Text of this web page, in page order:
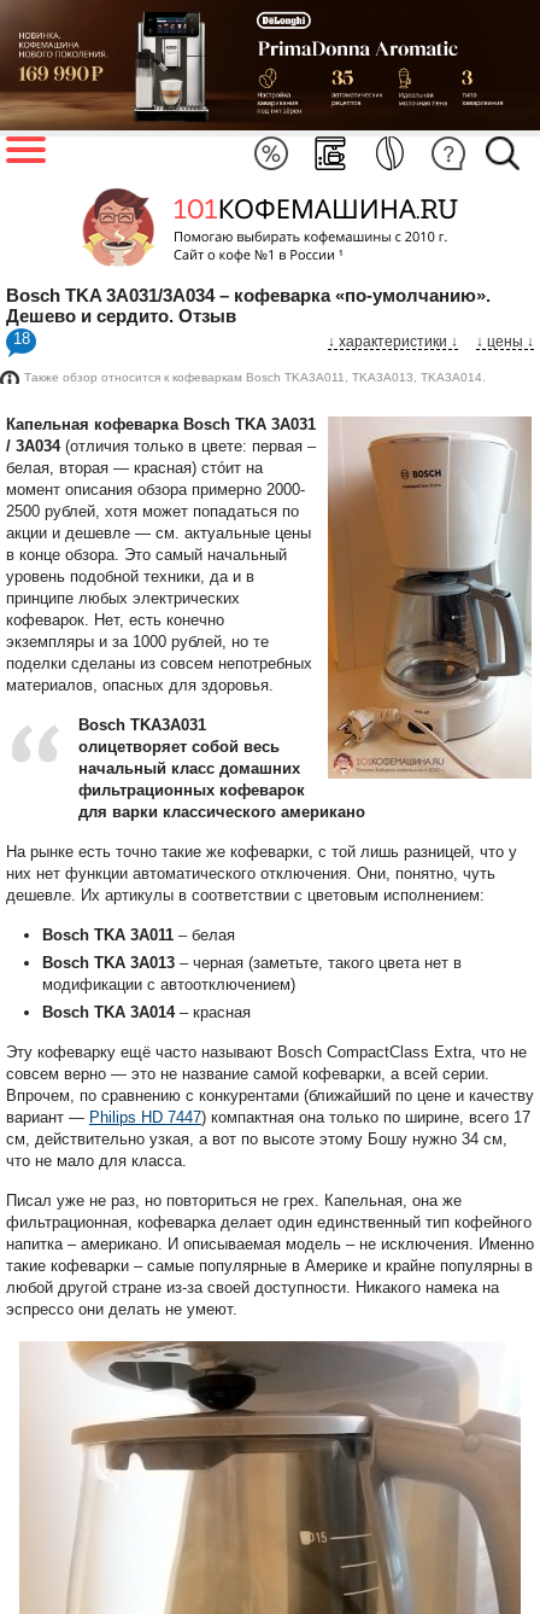
Bosch TKA 3A031/3A034 – кофеварка «по-умолчанию».
Дешево и сердито. Отзыв
18 ↓ цены ↓
↓ характеристики ↓
Также обзор относится к кофеваркам Bosch TKA3A011, TKA3A013, TKA3A014.
Капельная кофеварка Bosch TKA 3A031
/ 3A034(отличия только в цвете: первая –
белая, вторая — красная) стóит на
момент описания обзора примерно 2000-
2500 рублей, хотя может попадаться по
акции и дешевле — см. актуальные цены
в конце обзора. Это самый начальный
уровень подобной техники, да и в
принципе любых электрических
кофеварок. Нет, есть конечно
экземпляры и за 1000 рублей, но те
поделки сделаны из совсем непотребных
материалов, опасных для здоровья.
Bosch TKA3A031
олицетворяет собой весь
начальный класс домашних
фильтрационных кофеварок
для варки классического американо
На рынке есть точно такие же кофеварки, с той лишь разницей, что у
них нет функции автоматического отключения. Они, понятно, чуть
дешевле. Их артикулы в соответствии с цветовым исполнением:
Bosch TKA 3A011 – белая
Bosch TKA 3A013 – черная (заметьте, такого цвета нет в
модификации с автоотключением)
Bosch TKA 3A014– красная
Эту кофеварку ещё часто называют Bosch CompactClass Extra, что не
совсем верно — это не название самой кофеварки, а всей серии.
Впрочем, по сравнению с конкурентами (ближайший по цене и качеству
вариант — Philips HD 7447) компактная она только по ширине, всего 17
см, действительно узкая, а вот по высоте этому Бошу нужно 34 см,
что не мало для класса.
Писал уже не раз, но повториться не грех. Капельная, она же
фильтрационная, кофеварка делает один единственный тип кофейного
напитка – американо. И описываемая модель – не исключения. Именно
такие кофеварки – самые популярные в Америке и крайне популярны в
любой другой стране из-за своей доступности. Никакого намека на
эспрессо они делать не умеют.